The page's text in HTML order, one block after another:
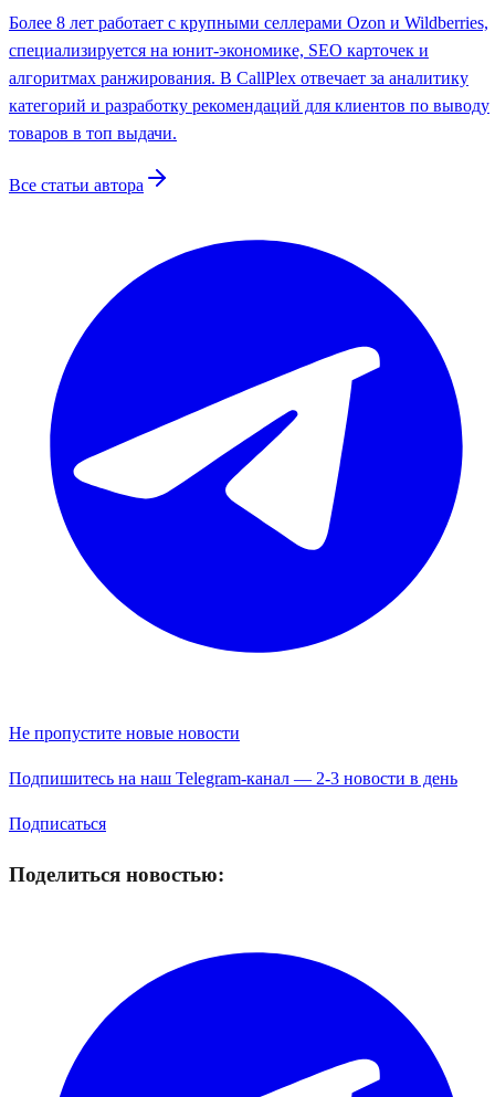
Более 8 лет работает с крупными селлерами Ozon и Wildberries,
специализируется на юнит-экономике, SEO карточек и
алгоритмах ранжирования. В CallPlex отвечает за аналитику
категорий и разработку рекомендаций для клиентов по выводу
товаров в топ выдачи.
Все статьи автора
Не пропустите новые новости
Подпишитесь на наш Telegram-канал — 2-3 новости в день
Подписаться
Поделиться новостью: